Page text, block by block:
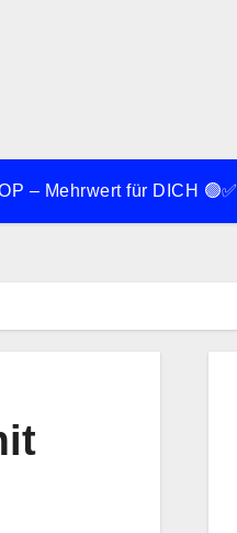
– Mehrwert für DICH 🟢✅